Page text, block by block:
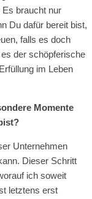
braucht nur
Du dafür bereit bist,
falls es doch
der schöpferische
im Leben
Momente
Unternehmen
Dieser Schritt
ich soweit
letztens erst